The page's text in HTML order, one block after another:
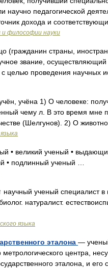
научно педагогической
дохода и
и философии науки
(гражданин страны,
звание,
с целью проведения научных
учёна 1) О человеке:
чему л. В это время мне
(Шелгунов). 2) О
• великий ученый •
• подлинный ученый …
ученый специалист в
натуралист.
языка
эталона —
метрологического центра,
эталона, и